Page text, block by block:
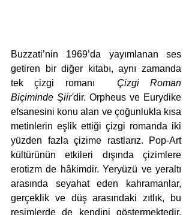
Buzzati’nin 1969’da yayımlanan ses
getiren bir diğer kitabı, aynı zamanda
tek çizgi romanı Çizgi Roman
Biçiminde Şiir'dir. Orpheus ve Eurydike
efsanesini konu alan ve çoğunlukla kısa
metinlerin eşlik ettiği çizgi romanda iki
yüzden fazla çizime rastlarız. Pop-Art
kültürünün etkileri dışında çizimlere
erotizm de hâkimdir. Yeryüzü ve yeraltı
arasında seyahat eden kahramanlar,
gerçeklik ve düş arasındaki zıtlık, bu
resimlerde de kendini göstermektedir.